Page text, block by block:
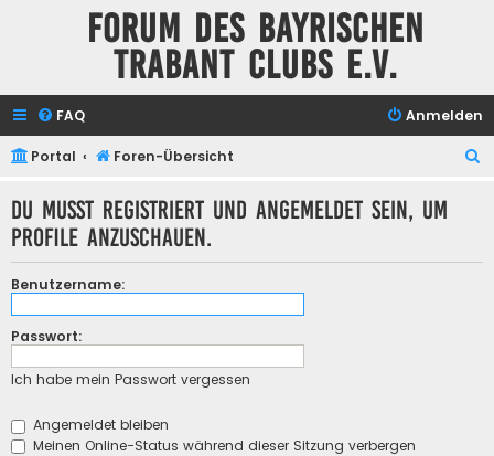
Forum des Bayrischen
Trabant Clubs e.V.
FAQ Anmelden
Portal Foren-Übersicht
Du musst registriert und angemeldet sein, um
Profile anzuschauen.
Benutzername:
Passwort:
Ich habe mein Passwort vergessen
Angemeldet bleiben
Meinen Online-Status während dieser Sitzung verbergen